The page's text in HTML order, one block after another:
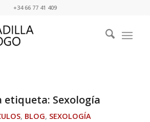
+34 66 77 41 409
etiqueta: Sexología
, BLOG, SEXOLOGÍA